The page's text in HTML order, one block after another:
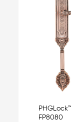
FP8080